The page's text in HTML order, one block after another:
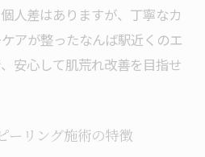
べき肌トラブルと対策
めの紫外線対策ポイント
けられるハーブピーリン
人差はありますが、丁寧なカ
アが整ったなんば駅近くのエ
安心して肌荒れ改善を目指せ
ーリング施術の特徴